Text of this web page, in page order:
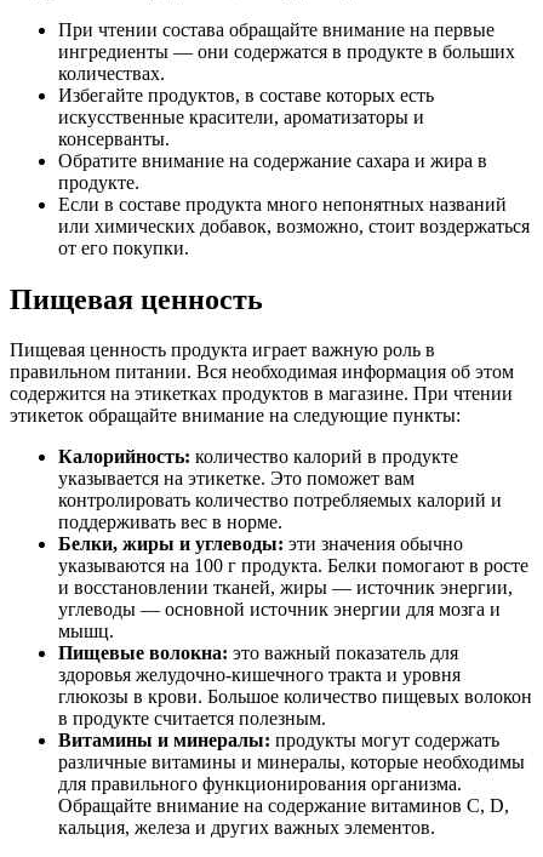
При чтении состава обращайте внимание на первые
ингредиенты — они содержатся в продукте в больших
количествах.
Избегайте продуктов, в составе которых есть
искусственные красители, ароматизаторы и
консерванты.
Обратите внимание на содержание сахара и жира в
продукте.
Если в составе продукта много непонятных названий
или химических добавок, возможно, стоит воздержаться
от его покупки.
Пищевая ценность
Пищевая ценность продукта играет важную роль в
правильном питании. Вся необходимая информация об этом
содержится на этикетках продуктов в магазине. При чтении
этикеток обращайте внимание на следующие пункты:
Калорийность: количество калорий в продукте
указывается на этикетке. Это поможет вам
контролировать количество потребляемых калорий и
поддерживать вес в норме.
Белки, жиры и углеводы: эти значения обычно
указываются на 100 г продукта. Белки помогают в росте
и восстановлении тканей, жиры — источник энергии,
углеводы — основной источник энергии для мозга и
мышц.
Пищевые волокна: это важный показатель для
здоровья желудочно-кишечного тракта и уровня
глюкозы в крови. Большое количество пищевых волокон
в продукте считается полезным.
Витамины и минералы: продукты могут содержать
различные витамины и минералы, которые необходимы
для правильного функционирования организма.
Обращайте внимание на содержание витаминов С, D,
кальция, железа и других важных элементов.